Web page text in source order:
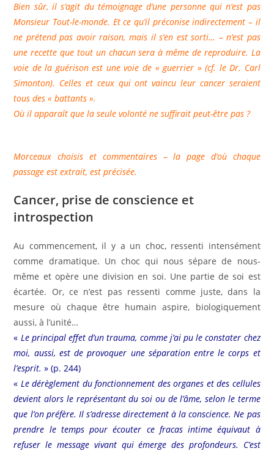
Bien sûr, il s’agit du témoignage d’une personne qui n’est pas
Monsieur Tout-le-monde. Et ce qu’il préconise indirectement – il
ne prétend pas avoir raison, mais il s’en est sorti… – n’est pas
une recette que tout un chacun sera à même de reproduire. La
voie de la guérison est une voie de « guerrier » (cf. le Dr. Carl
Simonton). Celles et ceux qui ont vaincu leur cancer seraient
tous des « battants ».
Où il apparaît que la seule volonté ne suffirait peut-être pas ?
Morceaux choisis et commentaires – la page d’où chaque
passage est extrait, est précisée.
Cancer, prise de conscience et
introspection
Au commencement, il y a un choc, ressenti intensément
comme dramatique. Un choc qui nous sépare de nous-
même et opère une division en soi. Une partie de soi est
écartée. Or, ce n’est pas ressenti comme juste, dans la
mesure où chaque être humain aspire, biologiquement
aussi, à l’unité…
« Le principal effet d’un trauma, comme j’ai pu le constater chez
moi, aussi, est de provoquer une séparation entre le corps et
l’esprit. » (p. 244)
« Le dérèglement du fonctionnement des organes et des cellules
devient alors le représentant du soi ou de l’âme, selon le terme
que l’on préfère. Il s’adresse directement à la conscience. Ne pas
prendre le temps pour écouter ce fracas intime équivaut à
refuser le message vivant qui émerge des profondeurs. C’est